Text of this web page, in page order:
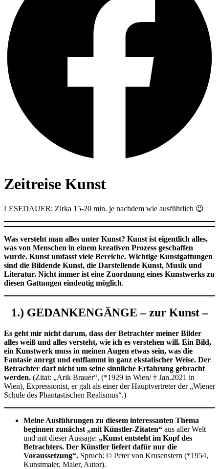
Zeitreise Kunst
LESEDAUER: Zirka 15-20 min. je nachdem wie ausführlich 😉
Was versteht man alles unter Kunst? Kunst ist eigentlich alles,
was von Menschen in einem kreativen Prozess geschaffen
wurde. Kunst umfasst viele Bereiche. Wichtige Kunstgattungen
sind die Bildende Kunst, die Darstellende Kunst, Musik und
Literatur. Nicht immer ist eine Zuordnung eines Kunstwerks zu
diesen Gattungen eindeutig möglich.
1.) GEDANKENGÄNGE – zur Kunst –
Es geht mir nicht darum, dass der Betrachter meiner Bilder
alles weiß und alles versteht, wie ich es verstehen will. Ein Bild,
ein Kunstwerk muss in meinen Augen etwas sein, was die
Fantasie anregt und entflammt in ganz ekstatischer Weise. Der
Betrachter darf nicht um seine sinnliche Erfahrung gebracht
werden. (Zitat: „Arik Brauer“, (*1929 in Wien/ † Jan.2021 in
Wien), Expressionist, er galt als einer der Hauptvertreter der „Wiener
Schule des Phantastischen Realismus“.)
Meine Ausführungen zu diesem interessanten Thema
beginnen zunächst „mit Künstler-Zitaten“ aus aller Welt
und mit dieser Aussage: „Kunst entsteht im Kopf des
Betrachters. Der Künstler liefert dafür nur die
Voraussetzung“. Spruch: © Peter von Krusenstern (*1954,
Kunstmaler, Maler, Autor).